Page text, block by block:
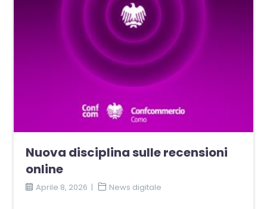
Nuova disciplina sulle recensioni
online
Aprile 8, 2026 News digitale